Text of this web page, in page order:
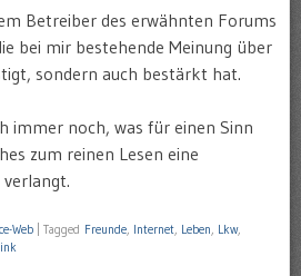
Betreiber des erwähnten Forums
bei mir bestehende Meinung über
sondern auch bestärkt hat.
immer noch, was für einen Sinn
zum reinen Lesen eine
verlangt.
Web Tagged Freunde, Internet, Leben, Lkw,